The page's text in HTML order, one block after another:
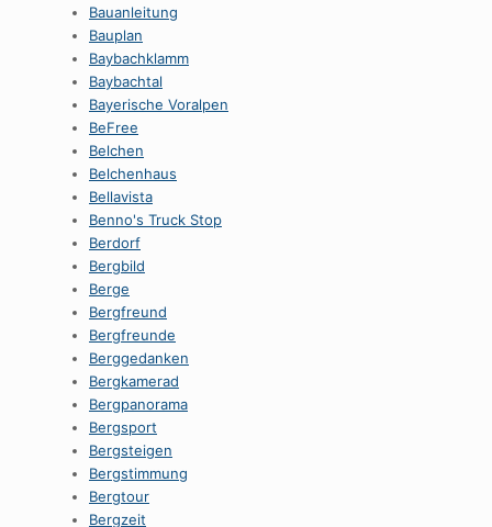
Bauanleitung
Bauplan
Baybachklamm
Baybachtal
Bayerische Voralpen
BeFree
Belchen
Belchenhaus
Bellavista
Benno's Truck Stop
Berdorf
Bergbild
Berge
Bergfreund
Bergfreunde
Berggedanken
Bergkamerad
Bergpanorama
Bergsport
Bergsteigen
Bergstimmung
Bergtour
Bergzeit